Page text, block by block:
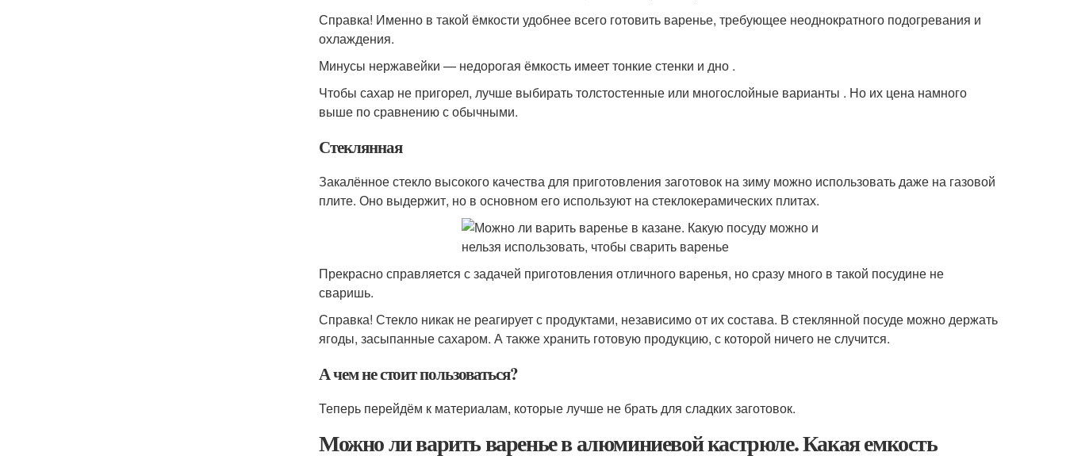
Справка! Именно в такой ёмкости удобнее всего готовить варенье, требующее неоднократного подогревания и
охлаждения.
Минусы нержавейки — недорогая ёмкость имеет тонкие стенки и дно .
Чтобы сахар не пригорел, лучше выбирать толстостенные или многослойные варианты . Но их цена намного
выше по сравнению с обычными.
Стеклянная
Закалённое стекло высокого качества для приготовления заготовок на зиму можно использовать даже на газовой
плите. Оно выдержит, но в основном его используют на стеклокерамических плитах.
Прекрасно справляется с задачей приготовления отличного варенья, но сразу много в такой посудине не
сваришь.
Справка! Стекло никак не реагирует с продуктами, независимо от их состава. В стеклянной посуде можно держать
ягоды, засыпанные сахаром. А также хранить готовую продукцию, с которой ничего не случится.
А чем не стоит пользоваться?
Теперь перейдём к материалам, которые лучше не брать для сладких заготовок.
Можно ли варить варенье в алюминиевой кастрюле. Какая емкость